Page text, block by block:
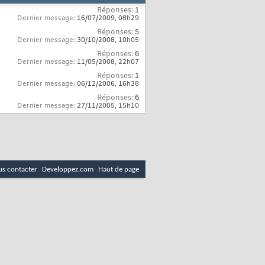
Réponses: 1
Dernier message: 16/07/2009, 08h29
Réponses: 5
Dernier message: 30/10/2008, 10h05
Réponses:6
Dernier message: 11/05/2008, 22h07
Réponses: 1
Dernier message: 06/12/2006, 16h38
Réponses:6
Dernier message: 27/11/2005, 15h10
contacter Developpez.com Haut de page